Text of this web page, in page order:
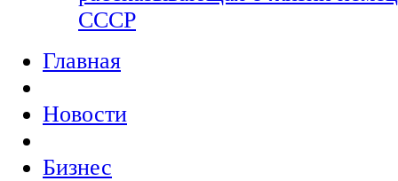
СССР
Главная
Новости
Бизнес